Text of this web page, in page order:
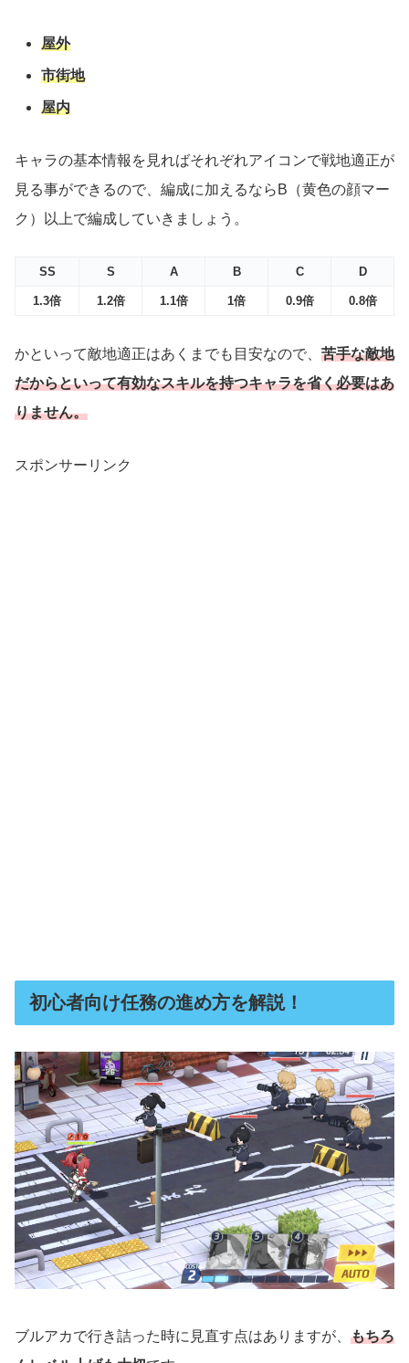
屋外
市街地
屋内
キャラの基本情報を見ればそれぞれアイコンで戦地適正が
見る事ができるので、編成に加えるならB（黄色の顔マー
ク）以上で編成していきましょう。
SS S A B C D
1.3倍 1.2倍 1.1倍 1倍 0.9倍 0.8倍
かといって敵地適正はあくまでも目安なので、 苦手な敵地
だからといって有効なスキルを持つキャラを省く必要はあ
りません。
スポンサーリンク
初心者向け任務の進め方を解説！
ブルアカで行き詰った時に見直す点はありますが、 もちろ